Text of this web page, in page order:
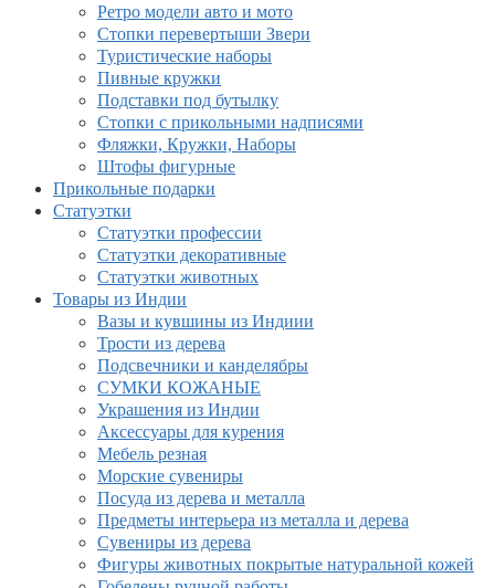
Ретро модели авто и мото
Стопки перевертыши Звери
Туристические наборы
Пивные кружки
Подставки под бутылку
Стопки с прикольными надписями
Фляжки, Кружки, Наборы
Штофы фигурные
Прикольные подарки
Статуэтки
Статуэтки профессии
Статуэтки декоративные
Статуэтки животных
Товары из Индии
Вазы и кувшины из Индиии
Трости из дерева
Подсвечники и канделябры
СУМКИ КОЖАНЫЕ
Украшения из Индии
Аксессуары для курения
Мебель резная
Морские сувениры
Посуда из дерева и металла
Предметы интерьера из металла и дерева
Сувениры из дерева
Фигуры животных покрытые натуральной кожей